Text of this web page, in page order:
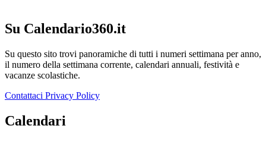
Su Calendario360.it
Su questo sito trovi panoramiche di tutti i numeri settimana per anno,
il numero della settimana corrente, calendari annuali, festività e
vacanze scolastiche.
Contattaci Privacy Policy
Calendari